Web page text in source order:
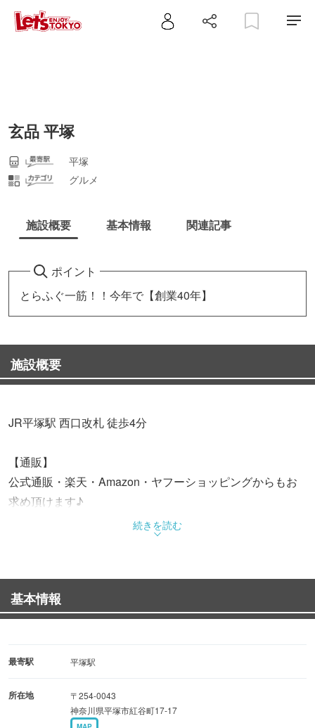
玄品 平塚
平塚
グルメ
施設概要 基本情報 関連記事
ポイント
とらふぐ一筋！！今年で【創業40年】
施設概要
JR平塚駅 西口改札 徒歩4分
【通販】
公式通販・楽天・Amazon・ヤフーショッピングからもお
求め頂けます♪
続きを読む
基本情報
最寄駅 平塚駅
所在地
〒254-0043
神奈川県平塚市紅谷町17-17